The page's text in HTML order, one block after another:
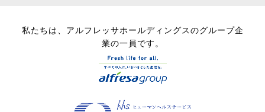
私たちは、アルフレッサホールディングスのグループ企
業の一員です。